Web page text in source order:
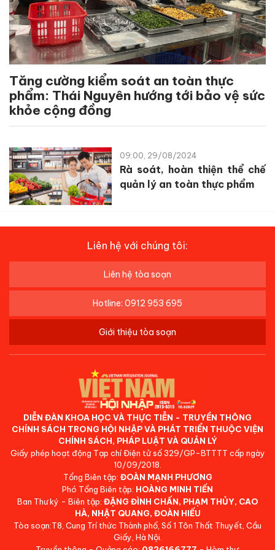
Tăng cường kiểm soát an toàn thực
phẩm: Thái Nguyên hướng tới bảo vệ sức
khỏe cộng đồng
09:00, 29/08/2024
Rà soát, hoàn thiện thể chế
quản lý an toàn thực phẩm
Liên hệ với chúng tôi:
Liên hệ tòa soạn
Hotline: 0912 953 695
Giới thiệu tòa soạn
DIỄN ĐÀN KHOA HỌC VÀ THỰC TIỄN - TRUYỀN THÔNG
CHÍNH SÁCH TRONG HỘI NHẬP VÀ PHÁT TRIỂN THUỘC VIỆN
CHÍNH SÁCH, PHÁP LUẬT VÀ QUẢN LÝ
Giấy phép hoạt động Tạp chí Điện tử số 329/GP-BTTTT cấp ngày
10/09/2018.
Tổng Biên tập: ĐOÀN MẠNH PHƯƠNG
Phó Tổng Biên tập: HOÀNG MINH TIẾN
Ban Thư ký - Biên tập: ĐẶNG ĐÌNH CHẤN, PHẠM THỦY, CAO
HÀ, NHẬT QUANG, ĐOÀN HIẾU
Tòa soạn:T8, Cung Trí thức Thành phố, Số 1 Tôn Thất Thuyết, Cầu
Giấy, Hà Nội.